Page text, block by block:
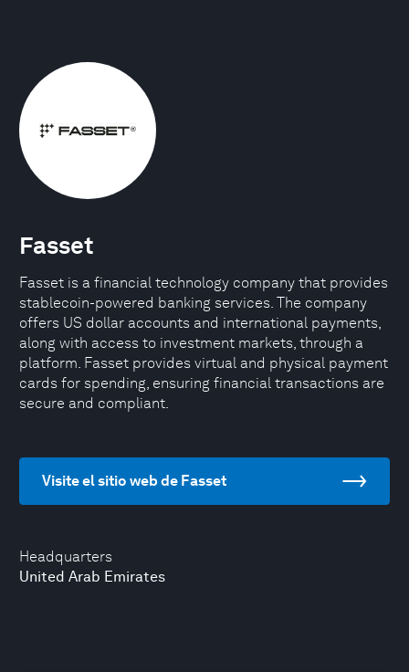
Headquarters
United Arab Emirates
Fasset
Fasset is a financial technology company that provides
stablecoin-powered banking services. The company
offers US dollar accounts and international payments,
along with access to investment markets, through a
platform. Fasset provides virtual and physical payment
cards for spending, ensuring financial transactions are
secure and compliant.
Visite el sitio web de Fasset